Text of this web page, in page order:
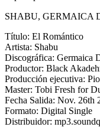
SHABU, GERMAICA
Título: El Romántico
Artista: Shabu
Discográfica: Germaica
Productor: Black
Producción ejecutiva:
Master: Tobi Fresh for
Fecha Salida: Nov. 26th
Formato: Digital Single
Distribuidor: